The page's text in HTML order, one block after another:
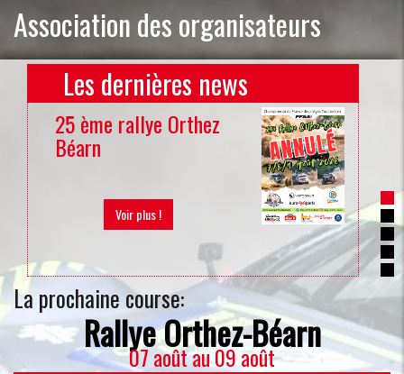
Association des organisateurs
Les dernières news
25 ème rallye Orthez
Béarn
Voir plus !
La prochaine course:
Rallye Orthez-Béarn
07 aoûtau09 août